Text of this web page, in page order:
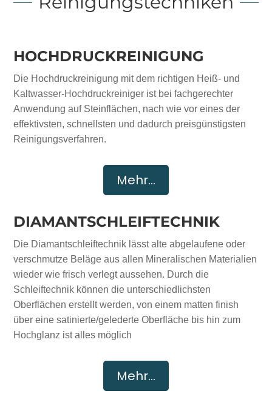
HOCHDRUCKREINIGUNG
Die Hochdruckreinigung mit dem richtigen Heiß- und
Kaltwasser-Hochdruckreiniger ist bei fachgerechter
Anwendung auf Steinflächen, nach wie vor eines der
effektivsten, schnellsten und dadurch preisgünstigsten
Reinigungsverfahren.
Mehr...
DIAMANTSCHLEIFTECHNIK
Die Diamantschleiftechnik lässt alte abgelaufene oder
verschmutze Beläge aus allen Mineralischen Materialien
wieder wie frisch verlegt aussehen. Durch die
Schleiftechnik können die unterschiedlichsten
Oberflächen erstellt werden, von einem matten finish
über eine satinierte/gelederte Oberfläche bis hin zum
Hochglanz ist alles möglich
Mehr...